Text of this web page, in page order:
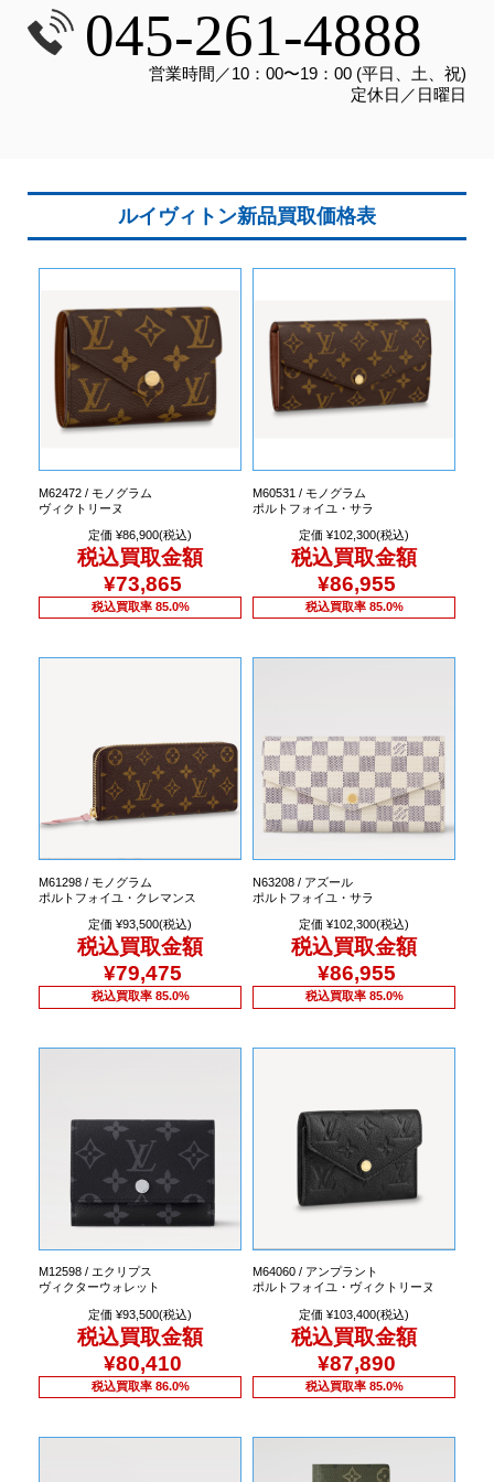
045-261-4888
営業時間／10：00〜19：00 (平日、土、祝)
定休日／日曜日
ルイヴィトン新品買取価格表
M62472 / モノグラム
ヴィクトリーヌ
定価 ¥86,900(税込)
税込買取金額
¥73,865
税込買取率 85.0%
M60531 / モノグラム
ポルトフォイユ・サラ
定価 ¥102,300(税込)
税込買取金額
¥86,955
税込買取率 85.0%
M61298 / モノグラム
ポルトフォイユ・クレマンス
定価 ¥93,500(税込)
税込買取金額
¥79,475
税込買取率 85.0%
N63208 / アズール
ポルトフォイユ・サラ
定価 ¥102,300(税込)
税込買取金額
¥86,955
税込買取率 85.0%
M12598 / エクリプス
ヴィクターウォレット
定価 ¥93,500(税込)
税込買取金額
¥80,410
税込買取率 86.0%
M64060 / アンプラント
ポルトフォイユ・ヴィクトリーヌ
定価 ¥103,400(税込)
税込買取金額
¥87,890
税込買取率 85.0%